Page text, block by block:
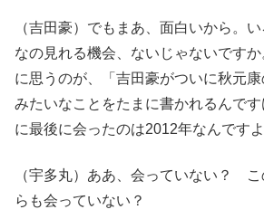
（吉田豪）でもまあ、面白いから。
なの見れる機会、ないじゃないです
に思うのが、「吉田豪がついに秋元康
みたいなことをたまに書かれるんで
に最後に会ったのは2012年なんですよ
（宇多丸）ああ、会っていない？
らも会っていない？